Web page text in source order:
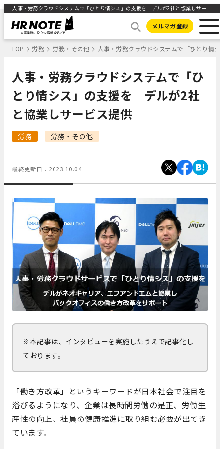
人事・労務クラウドシステムで「ひとり情シス」の支援を｜デルが2社と協業しサービス提供 | 人事部から企業成長を応援するメディアHR NOTE
メルマガ登録
TOP 労務 労務・その他 人事・労務クラウドシステムで「ひとり情
人事・労務クラウドシステムで「ひ
とり情シス」の支援を｜デルが2社
と協業しサービス提供
労務 労務・その他
最終更新日： 2023.10.04
※本記事は、インタビューを実施したうえで記事化し
ております。
「働き方改革」というキーワードが日本社会で注目を
浴びるようになり、企業は長時間労働の是正、労働生
産性の向上、社員の健康推進に取り組む必要が出てき
ています。